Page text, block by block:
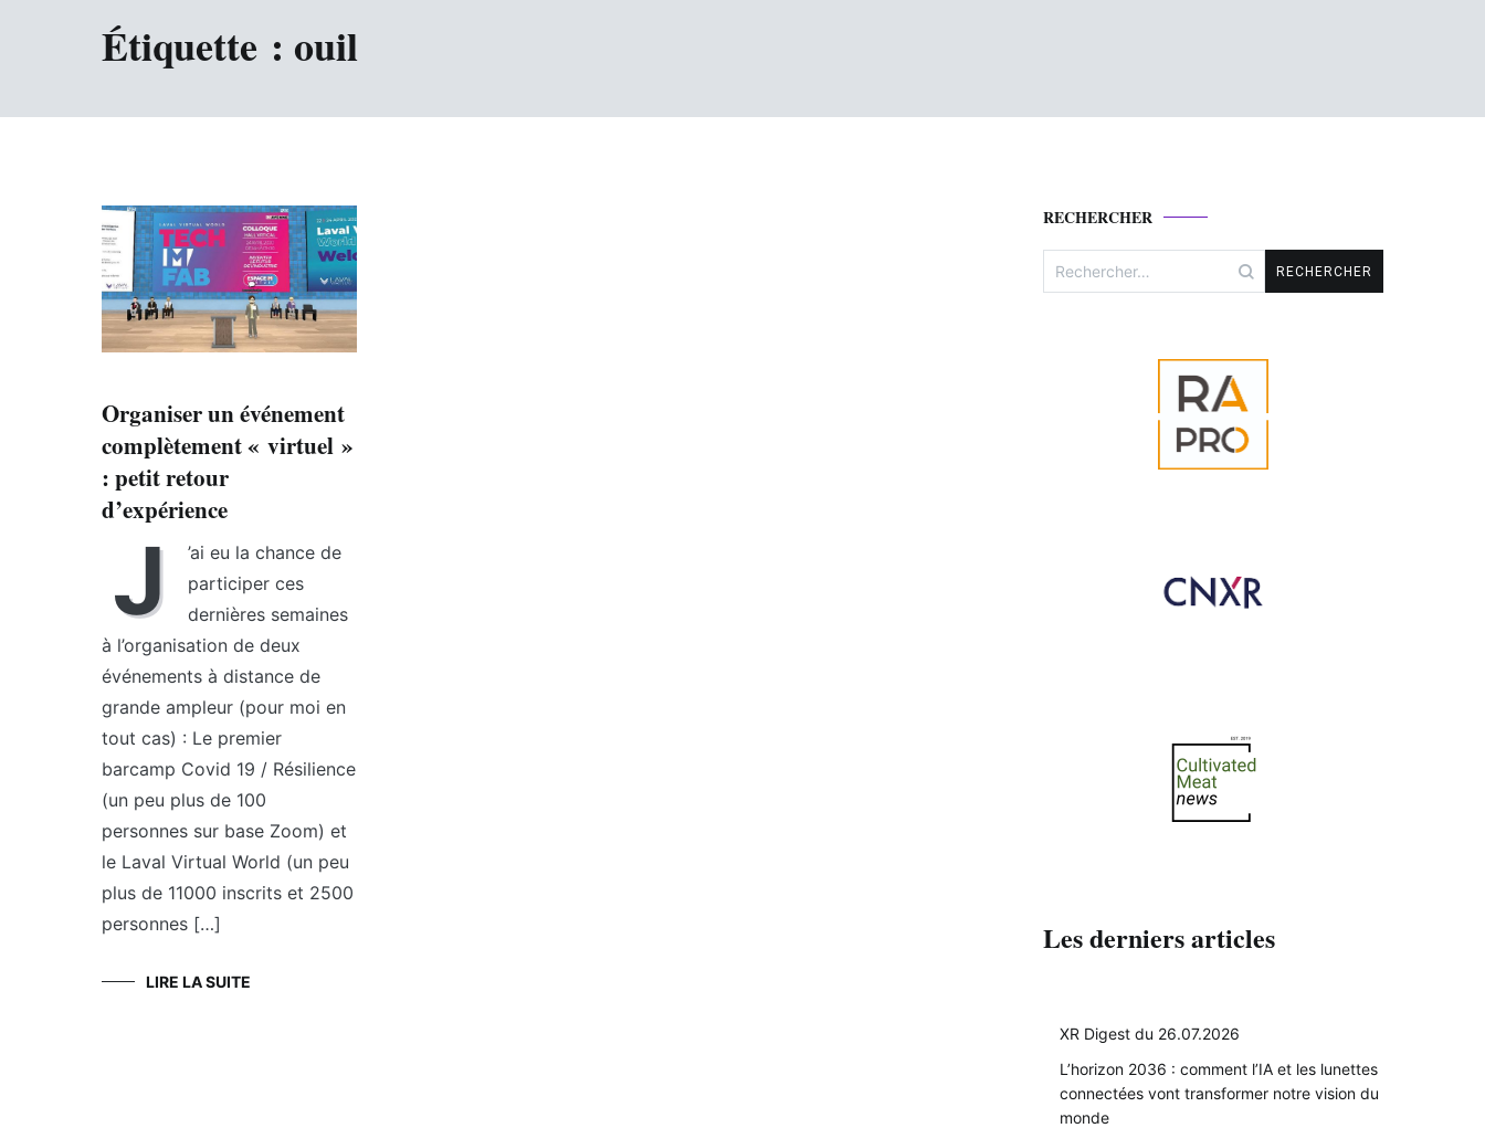
Étiquette : ouil
Organiser un événement
complètement « virtuel »
: petit retour
d’expérience
J
’ai eu la chance de
participer ces
dernières semaines
à l’organisation de deux
événements à distance de
grande ampleur (pour moi en
tout cas) : Le premier
barcamp Covid 19 / Résilience
(un peu plus de 100
personnes sur base Zoom) et
le Laval Virtual World (un peu
plus de 11000 inscrits et 2500
personnes […]
LIRE LA SUITE
RECHERCHER
Les derniers articles
XR Digest du 26.07.2026
L’horizon 2036 : comment l’IA et les lunettes
connectées vont transformer notre vision du
monde